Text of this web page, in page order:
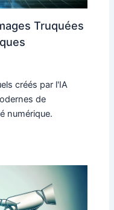
Truquées
créés par l'IA
de
numérique.